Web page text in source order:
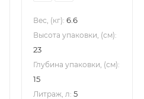
Вес, (кг): 6.6
Высота упаковки, (см):
23
Глубина упаковки, (см):
15
Литраж, л: 5